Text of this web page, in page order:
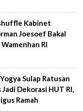
Kabinet
Joesoef Bakal
RI
Sulap Ratusan
Jadi Dekorasi HUT RI,
Ramah